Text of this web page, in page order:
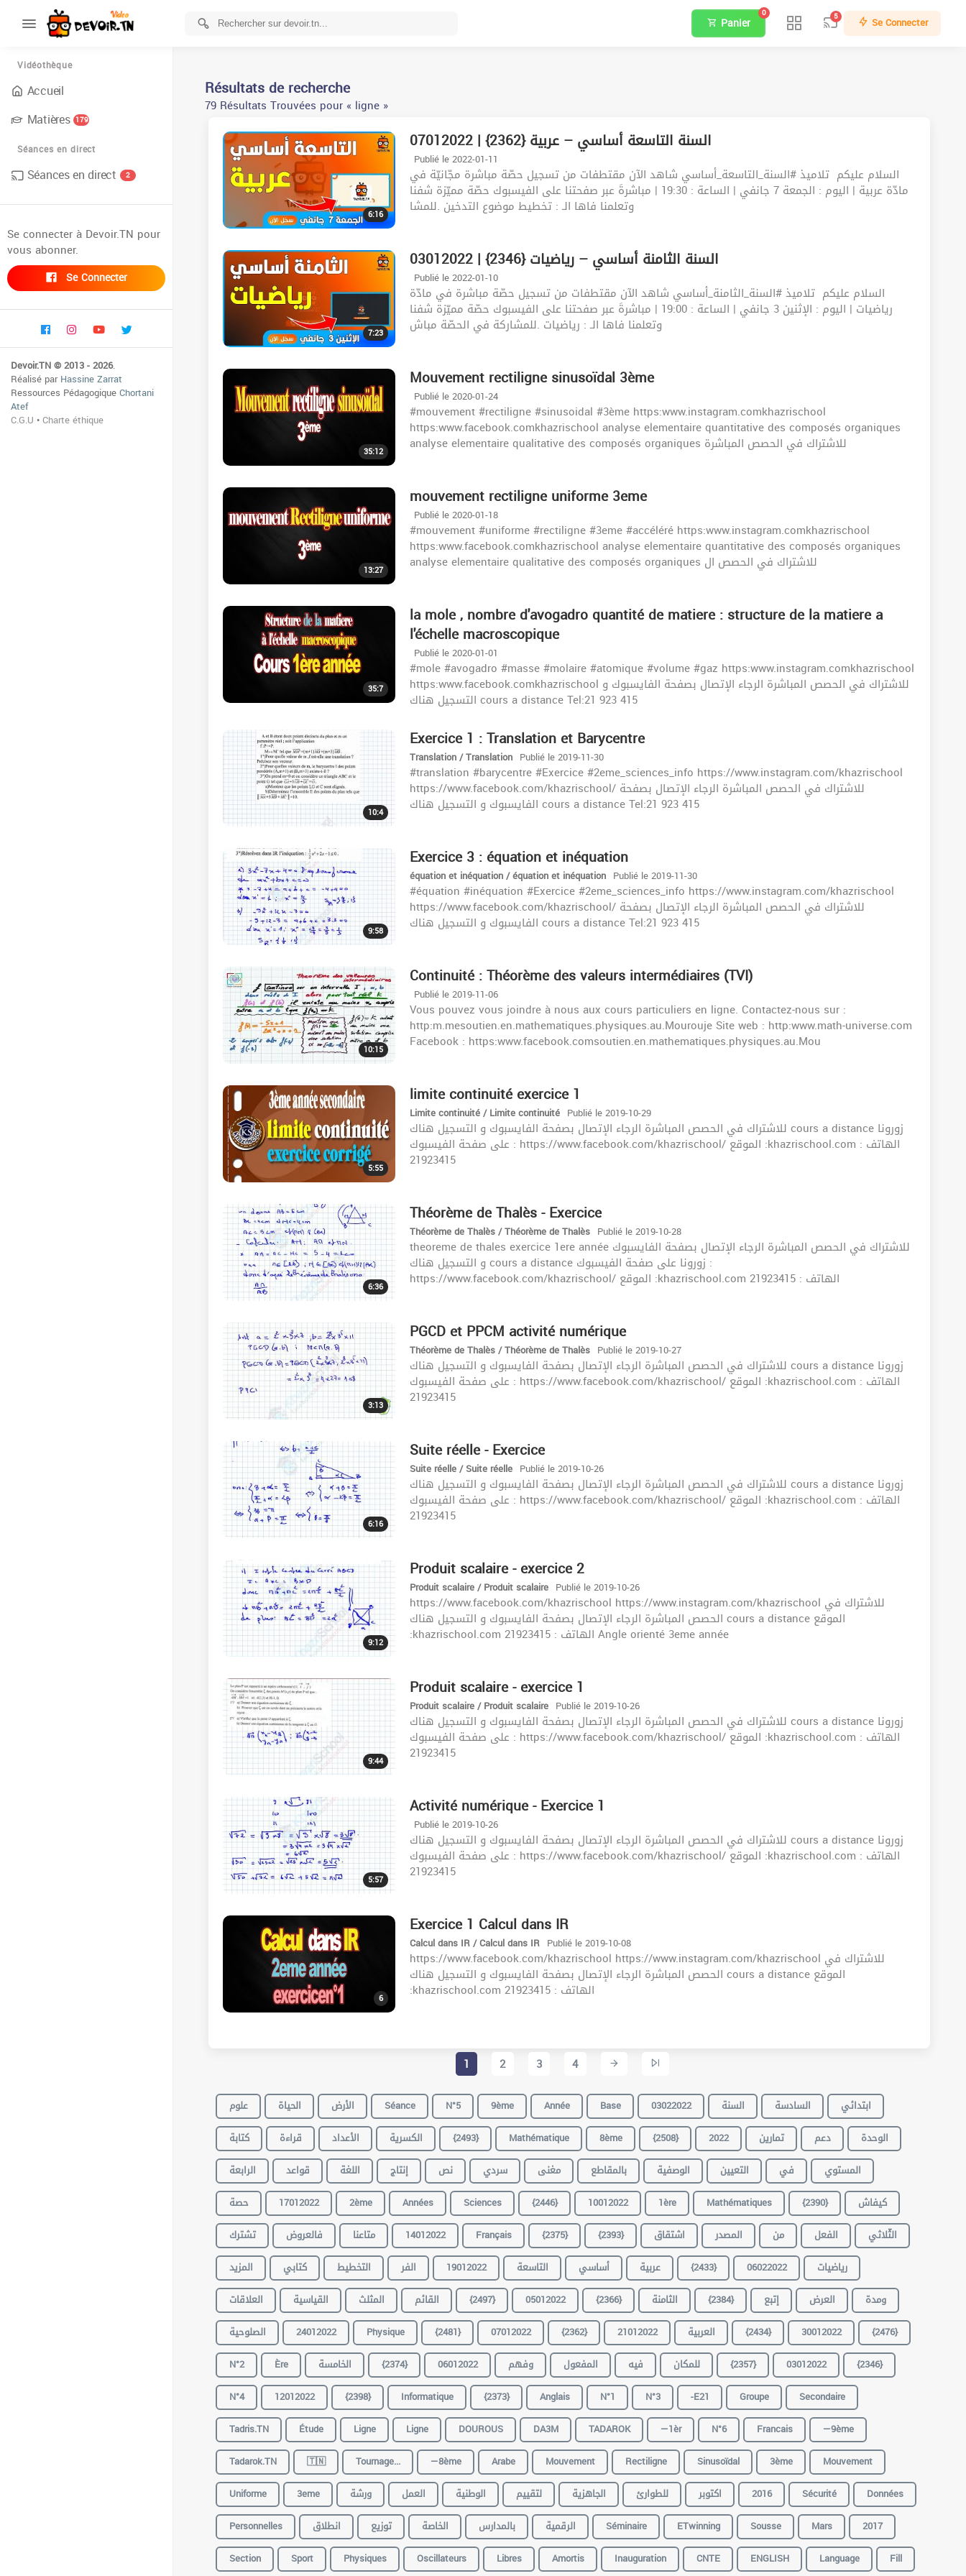
Vidéothèque
Accueil
Matières 179
Séances en direct
Séances en direct 2
Se connecter à Devoir.TN pour
vous abonner.
Se Connecter
Devoir.TN © 2013 - 2026.
Réalisé parHassine Zarrat
Ressources PédagogiqueChortani
Atef
C.G.U •Charte éthique
Panier
0 5 Se Connecter
Résultats de recherche
79 Résultats Trouvées pour « ligne »
6:16
07012022 | السنة التاسعة أساسي – عربية {2362}
Publié le 2022-01-11
السلام عليكم ‍️ تلاميذ #السنة_التاسعة_أساسي شاهد الآن مقتطفات من تسجيل حصّة مباشرة مجّانيّة في
مادّة عربية | اليوم : الجمعة 7 جانفي | الساعة : 19:30 | مباشرةَ عبر صفحتنا على الفيسبوك حصّة مميّزة شفنا
وتعلمنا فاها الـ : تخطيط موضوع التدخين .للمشا
7:23
03012022 | السنة الثامنة أساسي – رياضيات {2346}
Publié le 2022-01-10
السلام عليكم ‍️ تلاميذ #السنة_الثامنة_أساسي شاهد الآن مقتطفات من تسجيل حصّة مباشرة في مادّة
رياضيات | اليوم : الإثنين 3 جانفي | الساعة : 19:00 | مباشرةَ عبر صفحتنا على الفيسبوك حصّة مميّزة شفنا
وتعلمنا فاها الـ : رياضيات .للمشاركة في الحصّة مباش
35:12
Mouvement rectiligne sinusoïdal 3ème
Publié le 2020-01-24
#mouvement #rectiligne #sinusoidal #3ème https:www.instagram.comkhazrischool
https:www.facebook.comkhazrischool analyse elementaire quantitative des composés organiques
analyse elementaire qualitative des composés organiques للاشتراك في الحصص المباشرة
13:27
mouvement rectiligne uniforme 3eme
Publié le 2020-01-18
#mouvement #uniforme #rectiligne #3eme #accéléré https:www.instagram.comkhazrischool
https:www.facebook.comkhazrischool analyse elementaire quantitative des composés organiques
analyse elementaire qualitative des composés organiques للاشتراك في الحصص ال
35:7
la mole , nombre d'avogadro quantité de matiere : structure de la matiere a
l'échelle macroscopique
Publié le 2020-01-01
#mole #avogadro #masse #molaire #atomique #volume #gaz https:www.instagram.comkhazrischool
https:www.facebook.comkhazrischool للاشتراك في الحصص المباشرة الرجاء الإتصال بصفحة الفايسبوك و
التسجيل هناك cours a distance Tel:21 923 415
10:4
Exercice 1 : Translation et Barycentre
Translation / Translation Publié le 2019-11-30
#translation #barycentre #Exercice #2eme_sciences_info https://www.instagram.com/khazrischool
https://www.facebook.com/khazrischool/ للاشتراك في الحصص المباشرة الرجاء الإتصال بصفحة
الفايسبوك و التسجيل هناك cours a distance Tel:21 923 415
9:58
Exercice 3 : équation et inéquation
équation et inéquation / équation et inéquation Publié le 2019-11-30
#équation #inéquation #Exercice #2eme_sciences_info https://www.instagram.com/khazrischool
https://www.facebook.com/khazrischool/ للاشتراك في الحصص المباشرة الرجاء الإتصال بصفحة
الفايسبوك و التسجيل هناك cours a distance Tel:21 923 415
10:15
Continuité : Théorème des valeurs intermédiaires (TVI)
Publié le 2019-11-06
Vous pouvez vous joindre à nous aux cours particuliers en ligne. Contactez-nous sur :
http:m.mesoutien.en.mathematiques.physiques.au.Mourouje Site web : http:www.math-universe.com
Facebook : https:www.facebook.comsoutien.en.mathematiques.physiques.au.Mou
5:55
limite continuité exercice 1
Limite continuité / Limite continuité Publié le 2019-10-29
للاشتراك في الحصص المباشرة الرجاء الإتصال بصفحة الفايسبوك و التسجيل هناك cours a distance زورونا
على صفحة الفيسبوك : https://www.facebook.com/khazrischool/ الموقع :khazrischool.com الهاتف :
21923415
6:36
Théorème de Thalès - Exercice
Théorème de Thalès / Théorème de Thalès Publié le 2019-10-28
theoreme de thales exercice 1ere année للاشتراك في الحصص المباشرة الرجاء الإتصال بصفحة الفايسبوك
و التسجيل هناك cours a distance زورونا على صفحة الفيسبوك :
https://www.facebook.com/khazrischool/ الموقع :khazrischool.com الهاتف : 21923415
3:13
PGCD et PPCM activité numérique
Théorème de Thalès / Théorème de Thalès Publié le 2019-10-27
للاشتراك في الحصص المباشرة الرجاء الإتصال بصفحة الفايسبوك و التسجيل هناك cours a distance زورونا
على صفحة الفيسبوك : https://www.facebook.com/khazrischool/ الموقع :khazrischool.com الهاتف :
21923415
6:16
Suite réelle - Exercice
Suite réelle / Suite réelle Publié le 2019-10-26
للاشتراك في الحصص المباشرة الرجاء الإتصال بصفحة الفايسبوك و التسجيل هناك cours a distance زورونا
على صفحة الفيسبوك : https://www.facebook.com/khazrischool/ الموقع :khazrischool.com الهاتف :
21923415
9:12
Produit scalaire - exercice 2
Produit scalaire / Produit scalaire Publié le 2019-10-26
https://www.facebook.com/khazrischool https://www.instagram.com/khazrischool للاشتراك في
الحصص المباشرة الرجاء الإتصال بصفحة الفايسبوك و التسجيل هناك cours a distance الموقع
:khazrischool.com الهاتف : 21923415 Angle orienté 3eme année
9:44
Produit scalaire - exercice 1
Produit scalaire / Produit scalaire Publié le 2019-10-26
للاشتراك في الحصص المباشرة الرجاء الإتصال بصفحة الفايسبوك و التسجيل هناك cours a distance زورونا
على صفحة الفيسبوك : https://www.facebook.com/khazrischool/ الموقع :khazrischool.com الهاتف :
21923415
5:57
Activité numérique - Exercice 1
Publié le 2019-10-26
للاشتراك في الحصص المباشرة الرجاء الإتصال بصفحة الفايسبوك و التسجيل هناك cours a distance زورونا
على صفحة الفيسبوك : https://www.facebook.com/khazrischool/ الموقع :khazrischool.com الهاتف :
21923415
6
Exercice 1 Calcul dans IR
Calcul dans IR / Calcul dans IR Publié le 2019-10-08
https://www.facebook.com/khazrischool https://www.instagram.com/khazrischool للاشتراك في
الحصص المباشرة الرجاء الإتصال بصفحة الفايسبوك و التسجيل هناك cours a distance الموقع
:khazrischool.com الهاتف : 21923415
1 2 3 4
علوم الحياة الأرض Séance N°5 9ème Année Base 03022022 السنة السادسة
ابتدائي
كتابة
قراءة الأعداد الكسرية {2493} Mathématique 8ème {2508} 2022 تمارين دعم
الوحدة
الرابعة
قواعد اللغة إنتاج نص سردي مغنى بالمقاطع الوصفية التعيين في
المستوي
حصة
17012022 2ème Années Sciences {2446} 10012022 1ère Mathématiques {2390}
كيفاش
تشترك
فالعروض متاعنا 14012022 Français {2375} {2393} اشتقاق المصدر من الفعل
الثّلاثي
المزيد
كتابي التخطيط الفر 19012022 التاسعة أساسي عربية {2433} 06022022
رياضيات
العلاقات
القياسية المثلث القائم {2497} 05012022 {2366} الثامنة {2384} إتبع العرض
ومدة
الصلوحية
24012022 Physique {2481} 07012022 {2362} 21012022 العربية {2434} 30012022
{2476}
N°2
Ère الخامسة {2374} 06012022 وفهم المفعول فيه للمكان {2357} 03012022
{2346}
N°4
12012022 {2398} Informatique {2373} Anglais N°1 N°3 -E21 Groupe
Secondaire
Tadris.TN
Étude Ligne Ligne DOUROUS DA3M TADAROK —1èr N°6 Francais
—9ème
Tadarok.TN
🇹🇳 Tournage... —8ème Arabe Mouvement Rectiligne Sinusoïdal 3ème
Mouvement
Uniforme
3eme ورشة العمل الوطنية لتقييم الجاهزية للطوارئ اكتوبر 2016 Sécurité
Données
Personnelles
انطلاق توزيع الخاصة بالمدارس الرقمية Séminaire ETwinning Sousse Mars
2017
Section
Sport Physiques Oscillateurs Libres Amortis Inauguration CNTE ENGLISH Language Fill